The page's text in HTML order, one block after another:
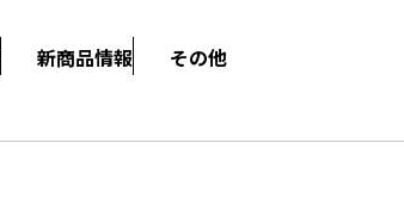
新商品情報 その他